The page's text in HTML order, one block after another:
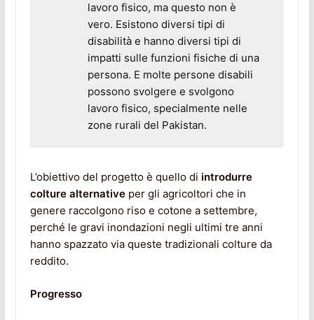
lavoro fisico, ma questo non è
vero. Esistono diversi tipi di
disabilità e hanno diversi tipi di
impatti sulle funzioni fisiche di una
persona. E molte persone disabili
possono svolgere e svolgono
lavoro fisico, specialmente nelle
zone rurali del Pakistan.
L’obiettivo del progetto è quello di introdurre
colture alternativeper gli agricoltori che in
genere raccolgono riso e cotone a settembre,
perché le gravi inondazioni negli ultimi tre anni
hanno spazzato via queste tradizionali colture da
reddito.
Progresso